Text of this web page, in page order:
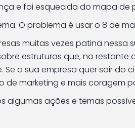
e foi esquecida do mapa de
O problema é usar o 8 de
muitas vezes patina nessa
estruturas que, no
Se a sua empresa quer sair
de marketing e mais coragem
algumas ações e temas